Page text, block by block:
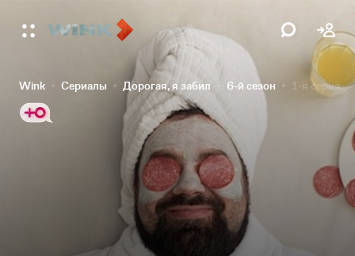
Wink Сериалы Дорогая, я забил 6-й сезон 1-я серия